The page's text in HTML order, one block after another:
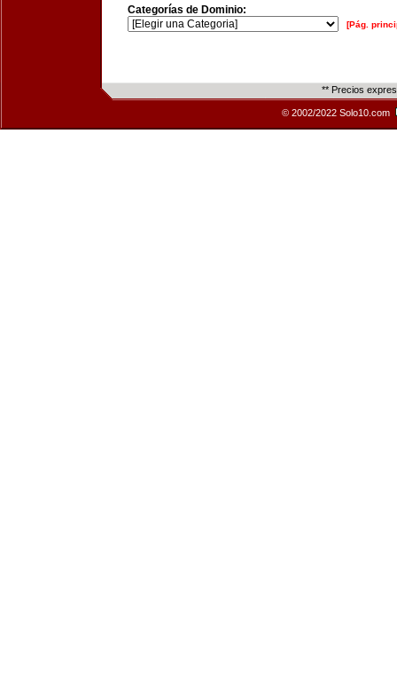
Categorías de Dominio:
[Pág.
** Precios
© 2002/2022 Solo10.com